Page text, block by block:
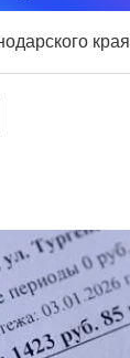
края